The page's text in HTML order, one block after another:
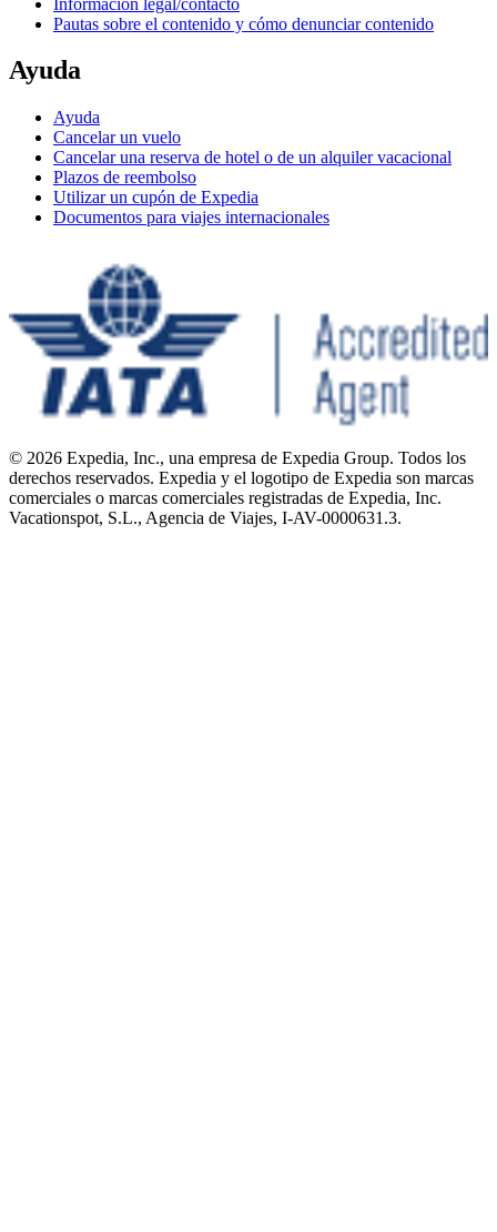
Pautas sobre el contenido y cómo denunciar contenido
Ayuda
Ayuda
Cancelar un vuelo
Cancelar una reserva de hotel o de un alquiler vacacional
Plazos de reembolso
Utilizar un cupón de Expedia
Documentos para viajes internacionales
© 2026 Expedia, Inc., una empresa de Expedia Group. Todos los
derechos reservados. Expedia y el logotipo de Expedia son marcas
comerciales o marcas comerciales registradas de Expedia, Inc.
Vacationspot, S.L., Agencia de Viajes, I-AV-0000631.3.